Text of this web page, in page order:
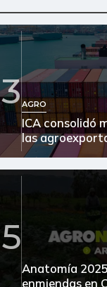
3AGRO
ICA consolidó
las
5
Anatomía
enmiendas en